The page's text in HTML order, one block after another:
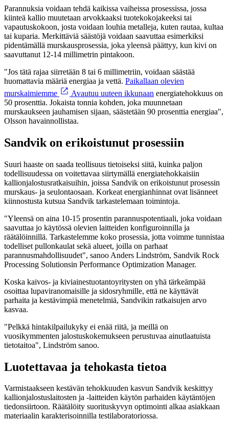
Parannuksia voidaan tehdä kaikissa vaiheissa prosessissa, jossa
kiinteä kallio muutetaan arvokkaaksi tuotekokojakeeksi tai
vapautuskokoon, josta voidaan louhia metalleja, kuten rautaa, kultaa
tai kuparia. Merkittäviä säästöjä voidaan saavuttaa esimerkiksi
pidentämällä murskausprosessia, joka yleensä päättyy, kun kivi on
saavuttanut 12-14 millimetrin pintakoon.
"Jos tätä rajaa siirretään 8 tai 6 millimetriin, voidaan säästää
huomattavia määriä energiaa ja vettä. Paikallaan olevien
murskaimiemme
Avautuu uuteen ikkunaan energiatehokkuus on
50 prosenttia. Jokaista tonnia kohden, joka muunnetaan
murskaukseen jauhamisen sijaan, säästetään 90 prosenttia energiaa",
Olsson havainnollistaa.
Sandvik on erikoistunut prosessiin
Suuri haaste on saada teollisuus tietoiseksi siitä, kuinka paljon
todellisuudessa on voitettavaa siirtymällä energiatehokkaisiin
kallionjalostusratkaisuihin, joissa Sandvik on erikoistunut prosessin
murskaus- ja seulontaosaan. Korkeat energianhinnat ovat lisänneet
kiinnostusta kutsua Sandvik tarkastelemaan toimintoja.
"Yleensä on aina 10-15 prosentin parannuspotentiaali, joka voidaan
saavuttaa jo käytössä olevien laitteiden konfiguroinnilla ja
räätälöinnillä. Tarkastelemme koko prosessia, jotta voimme tunnistaa
todelliset pullonkaulat sekä alueet, joilla on parhaat
parannusmahdollisuudet", sanoo Anders Lindström, Sandvik Rock
Processing Solutionsin Performance Optimization Manager.
Koska kaivos- ja kiviainestuotantoyritysten on yhä tärkeämpää
osoittaa lupaviranomaisille ja sidosryhmille, että ne käyttävät
parhaita ja kestävimpiä menetelmiä, Sandvikin ratkaisujen arvo
kasvaa.
"Pelkkä hintakilpailukyky ei enää riitä, ja meillä on
vuosikymmenten jalostuskokemukseen perustuvaa ainutlaatuista
tietotaitoa", Lindström sanoo.
Luotettavaa ja tehokasta tietoa
Varmistaakseen kestävän tehokkuuden kasvun Sandvik keskittyy
kallionjalostuslaitosten ja -laitteiden käytön parhaiden käytäntöjen
tiedonsiirtoon. Räätälöity suorituskyvyn optimointi alkaa asiakkaan
materiaalin karakterisoinnilla testilaboratoriossa.